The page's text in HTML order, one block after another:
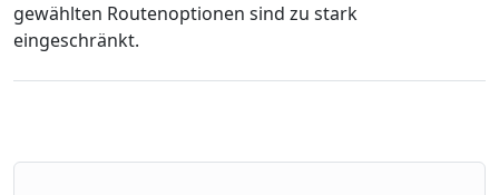
gewählten Routenoptionen sind zu stark
eingeschränkt.